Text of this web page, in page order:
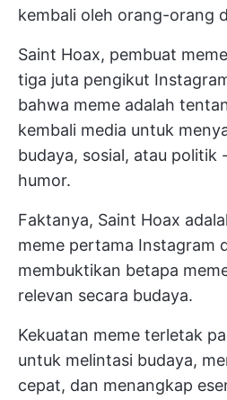
kembali oleh orang-orang
Saint Hoax, pembuat
tiga juta pengikut
bahwa meme adalah
kembali media untuk
budaya, sosial, atau politik
humor.
Faktanya, Saint Hoax
meme pertama Instagram
membuktikan betapa
relevan secara budaya.
Kekuatan meme terletak
untuk melintasi budaya,
cepat, dan menangkap